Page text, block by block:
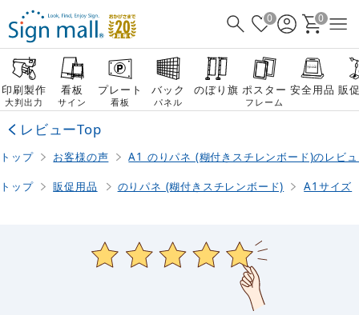
0 0
印刷製作
大判出力
看板
サイン
プレート
看板
バック
パネル
のぼり旗 ポスター
フレーム
安全用品 販
レビューTop
トップ お客様の声 A1 のりパネ (糊付きスチレンボード)のレビ
トップ 販促用品 のりパネ (糊付きスチレンボード) A1サイズ